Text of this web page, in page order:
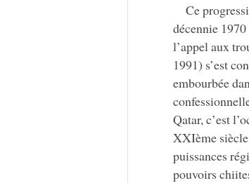
Ce
décennie
l’appel aux
1991) s’est
embourbée
Qatar, c’est
XXIème
puissances
pouvoirs